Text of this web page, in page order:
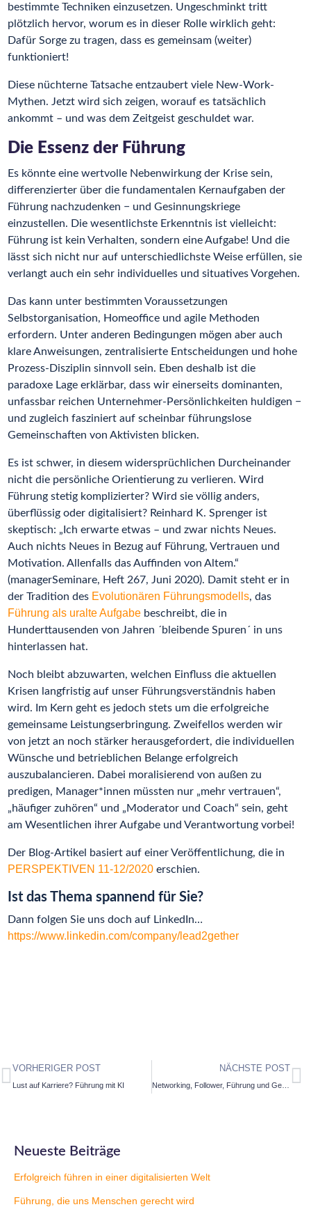
bestimmte Techniken einzusetzen. Ungeschminkt tritt
plötzlich hervor, worum es in dieser Rolle wirklich geht:
Dafür Sorge zu tragen, dass es gemeinsam (weiter)
funktioniert!
Diese nüchterne Tatsache entzaubert viele New-Work-
Mythen. Jetzt wird sich zeigen, worauf es tatsächlich
ankommt – und was dem Zeitgeist geschuldet war.
Die Essenz der Führung
Es könnte eine wertvolle Nebenwirkung der Krise sein,
differenzierter über die fundamentalen Kernaufgaben der
Führung nachzudenken − und Gesinnungskriege
einzustellen. Die wesentlichste Erkenntnis ist vielleicht:
Führung ist kein Verhalten, sondern eine Aufgabe! Und die
lässt sich nicht nur auf unterschiedlichste Weise erfüllen, sie
verlangt auch ein sehr individuelles und situatives Vorgehen.
Das kann unter bestimmten Voraussetzungen
Selbstorganisation, Homeoffice und agile Methoden
erfordern. Unter anderen Bedingungen mögen aber auch
klare Anweisungen, zentralisierte Entscheidungen und hohe
Prozess-Disziplin sinnvoll sein. Eben deshalb ist die
paradoxe Lage erklärbar, dass wir einerseits dominanten,
unfassbar reichen Unternehmer-Persönlichkeiten huldigen −
und zugleich fasziniert auf scheinbar führungslose
Gemeinschaften von Aktivisten blicken.
Es ist schwer, in diesem widersprüchlichen Durcheinander
nicht die persönliche Orientierung zu verlieren. Wird
Führung stetig komplizierter? Wird sie völlig anders,
überflüssig oder digitalisiert? Reinhard K. Sprenger ist
skeptisch: „Ich erwarte etwas – und zwar nichts Neues.
Auch nichts Neues in Bezug auf Führung, Vertrauen und
Motivation. Allenfalls das Auffinden von Altem.“
(managerSeminare, Heft 267, Juni 2020). Damit steht er in
der Tradition des Evolutionären Führungsmodells, das
Führung als uralte Aufgabe beschreibt, die in
Hunderttausenden von Jahren ´bleibende Spuren´ in uns
hinterlassen hat.
Noch bleibt abzuwarten, welchen Einfluss die aktuellen
Krisen langfristig auf unser Führungsverständnis haben
wird. Im Kern geht es jedoch stets um die erfolgreiche
gemeinsame Leistungserbringung. Zweifellos werden wir
von jetzt an noch stärker herausgefordert, die individuellen
Wünsche und betrieblichen Belange erfolgreich
auszubalancieren. Dabei moralisierend von außen zu
predigen, Manager*innen müssten nur „mehr vertrauen“,
„häufiger zuhören“ und „Moderator und Coach“ sein, geht
am Wesentlichen ihrer Aufgabe und Verantwortung vorbei!
Der Blog-Artikel basiert auf einer Veröffentlichung, die in
PERSPEKTIVEN 11-12/2020 erschien.
Ist das Thema spannend für Sie?
Dann folgen Sie uns doch auf LinkedIn…
https://www.linkedin.com/company/lead2gether
VORHERIGER POST
Lust auf Karriere? Führung mit KI
NÄCHSTE POST
Networking, Follower, Führung und Gefolgschaft
Neueste Beiträge
Erfolgreich führen in einer digitalisierten Welt
Führung, die uns Menschen gerecht wird